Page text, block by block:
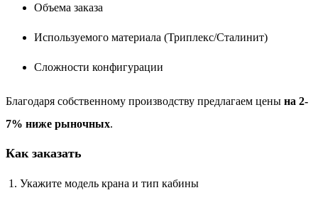
Объема заказа
Используемого материала (Триплекс/Сталинит)
Сложности конфигурации
Благодаря собственному производству предлагаем цены на 2-
7% ниже рыночных.
Как заказать
Укажите модель крана и тип кабины